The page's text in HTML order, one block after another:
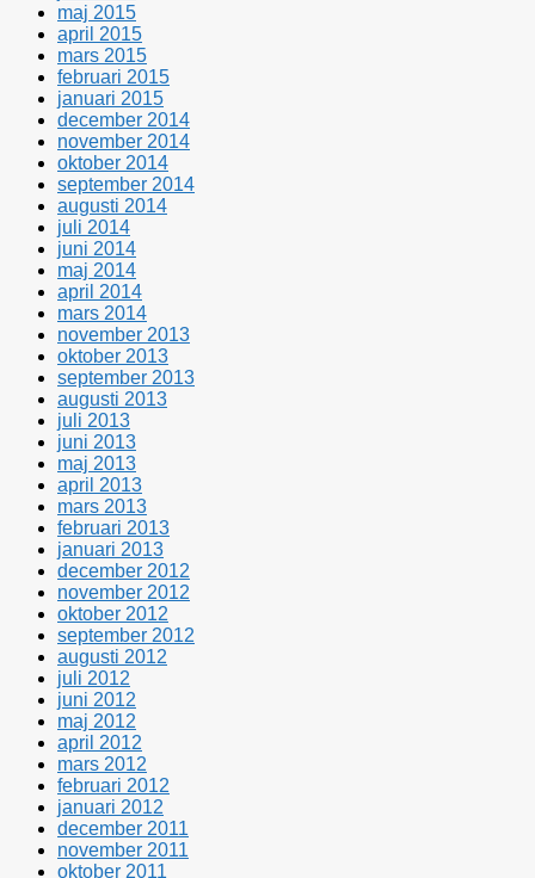
maj 2015
april 2015
mars 2015
februari 2015
januari 2015
december 2014
november 2014
oktober 2014
september 2014
augusti 2014
juli 2014
juni 2014
maj 2014
april 2014
mars 2014
november 2013
oktober 2013
september 2013
augusti 2013
juli 2013
juni 2013
maj 2013
april 2013
mars 2013
februari 2013
januari 2013
december 2012
november 2012
oktober 2012
september 2012
augusti 2012
juli 2012
juni 2012
maj 2012
april 2012
mars 2012
februari 2012
januari 2012
december 2011
november 2011
oktober 2011